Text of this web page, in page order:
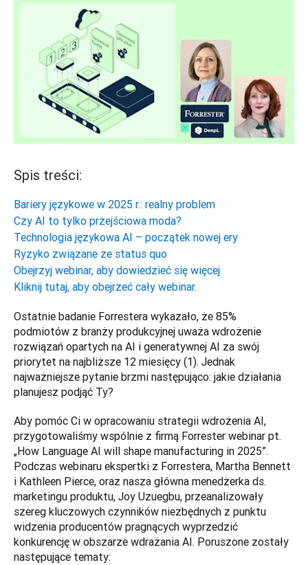
Spis treści:
Bariery językowe w 2025 r.: realny problem
Czy AI to tylko przejściowa moda?
Technologia językowa AI – początek nowej ery
Ryzyko związane ze status quo
Obejrzyj webinar, aby dowiedzieć się więcej
Kliknij tutaj, aby obejrzeć cały webinar.
Ostatnie badanie Forrestera wykazało, że 85%
podmiotów z branży produkcyjnej uważa wdrożenie
rozwiązań opartych na AI i generatywnej AI za swój
priorytet na najbliższe 12 miesięcy (1). Jednak
najważniejsze pytanie brzmi następująco: jakie działania
planujesz podjąć Ty?
Aby pomóc Ci w opracowaniu strategii wdrożenia AI,
przygotowaliśmy wspólnie z firmą Forrester webinar pt.
„How Language AI will shape manufacturing in 2025”.
Podczas webinaru ekspertki z Forrestera, Martha Bennett
i Kathleen Pierce, oraz nasza główna menedżerka ds.
marketingu produktu, Joy Uzuegbu, przeanalizowały
szereg kluczowych czynników niezbędnych z punktu
widzenia producentów pragnących wyprzedzić
konkurencję w obszarze wdrażania AI. Poruszone zostały
następujące tematy: